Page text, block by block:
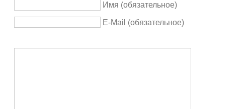
Имя (обязательное)
E-Mail (обязательное)